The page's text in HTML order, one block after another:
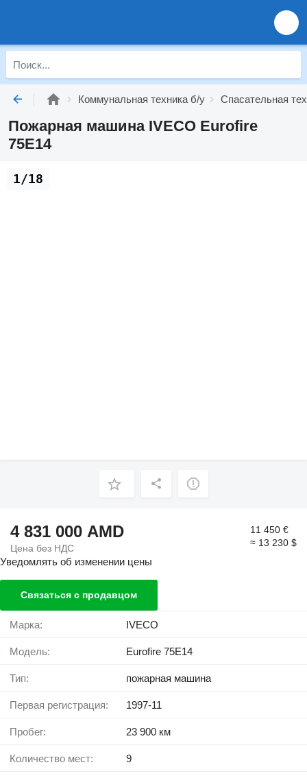
Коммунальная техника б/у Спасательная
Пожарная машина IVECO Eurofire
75E14
1/18
4 831 000 AMD
Цена без НДС
11 450 €
≈ 13 230 $
Уведомлять об изменении цены
Связаться с продавцом
Марка: IVECO
Модель: Eurofire 75E14
Тип: пожарная машина
Первая регистрация: 1997-11
Пробег: 23 900 км
Количество мест: 9